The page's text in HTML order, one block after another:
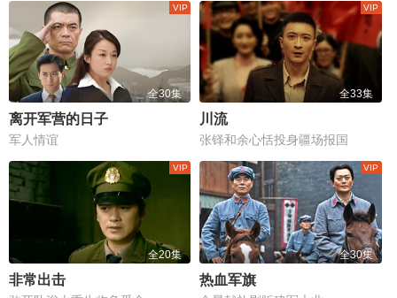
全30集
离开军营的日子
军人情谊
全33集
川流
张铎和余心恬投身疆场报国
全20集
非常出击
全30集
热血军旗